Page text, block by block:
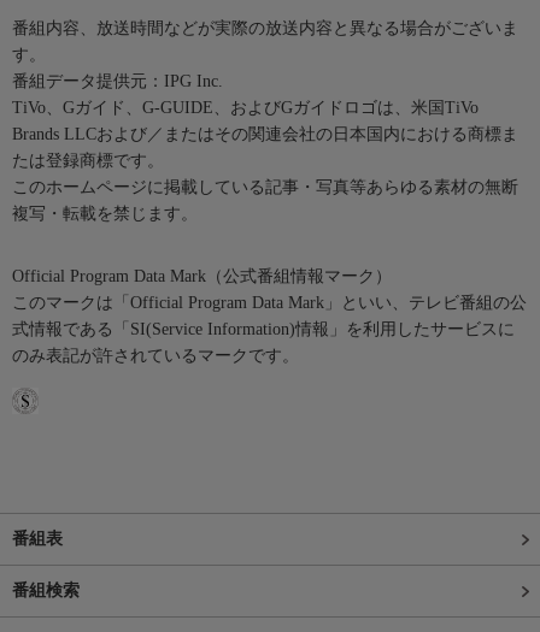
番組内容、放送時間などが実際の放送内容と異なる場合がございま
す。
番組データ提供元：IPG Inc.
TiVo、Gガイド、G-GUIDE、およびGガイドロゴは、米国TiVo
Brands LLCおよび／またはその関連会社の日本国内における商標ま
たは登録商標です。
このホームページに掲載している記事・写真等あらゆる素材の無断
複写・転載を禁じます。
Official Program Data Mark（公式番組情報マーク）
このマークは「Official Program Data Mark」といい、テレビ番組の公
式情報である「SI(Service Information)情報」を利用したサービスに
のみ表記が許されているマークです。
番組表
番組検索